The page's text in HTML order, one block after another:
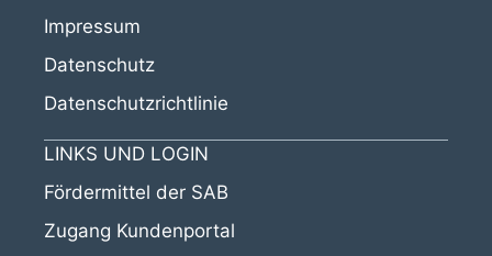
Impressum
Datenschutz
Datenschutzrichtlinie
LINKS UND LOGIN
Fördermittel der SAB
Zugang Kundenportal